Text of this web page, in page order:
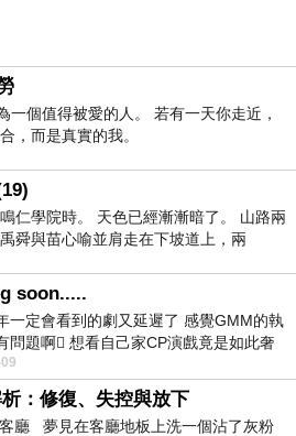
灰暗
陽
光
亮
一個值得被愛的人。 若有一天你走近，
，而是真實的我。
仁學院時。 天色已經漸漸暗了。 山路兩
舜與苗心喻並肩走在下坡道上，兩
soon.....
一定會看到的劇又延遲了 感覺GMM的執
問題啊🫩 想看自己家CP演戲竟是如此奢
你說看看啊😑 先把劇放
：修復、失控與放下
廳 夢見在客廳地板上洗一個沾了灰粉